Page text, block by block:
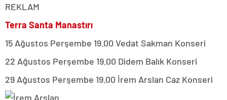
REKLAM
Terra Santa Manastırı
15 Ağustos Perşembe 19.00 Vedat Sakman Konseri
22 Ağustos Perşembe 19.00 Didem Balık Konseri
29 Ağustos Perşembe 19.00 İrem Arslan Caz Konseri